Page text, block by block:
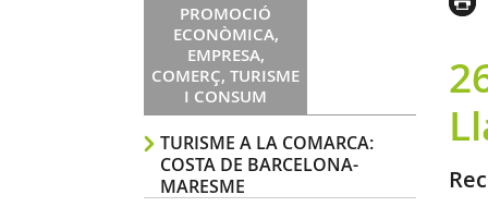
PROMOCIÓ
ECONÒMICA,
EMPRESA,
COMERÇ, TURISME
I CONSUM
TURISME A LA COMARCA:
COSTA DE BARCELONA-
MARESME